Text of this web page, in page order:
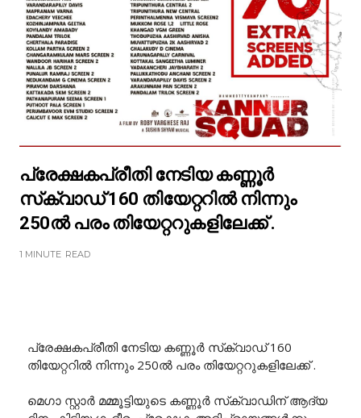
പ്രേക്ഷകപ്രീതി നേടിയ കണ്ണൂർ
സ്‌ക്വാഡ് 160 തിയേറ്ററിൽ നിന്നും
250ൽ പരം തിയേറ്ററുകളിലേക്ക് .
1 MINUTE READ
പ്രേക്ഷകപ്രീതി നേടിയ കണ്ണൂർ സ്‌ക്വാഡ് 160
തിയേറ്ററിൽ നിന്നും 250ൽ പരം തിയേറ്ററുകളിലേക്ക് .
മെഗാ സ്റ്റാർ മമ്മൂട്ടിയുടെ കണ്ണൂർ സ്‌ക്വാഡിന് ആദ്യ